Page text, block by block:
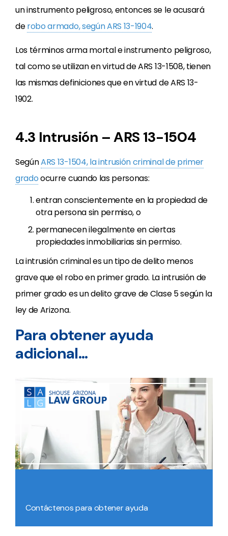
un instrumento peligroso, entonces se le acusará
derobo armado, según ARS 13-1904.
Los términos arma mortal e instrumento peligroso,
tal como se utilizan en virtud de ARS 13-1508, tienen
las mismas definiciones que en virtud de ARS 13-
1902.
4.3 Intrusión – ARS 13-1504
SegúnARS 13-1504, la intrusión criminal de primer
gradoocurre cuando las personas:
entran conscientemente en la propiedad de
otra persona sin permiso, o
permanecen ilegalmente en ciertas
propiedades inmobiliarias sin permiso.
La intrusión criminal es un tipo de delito menos
grave que el robo en primer grado. La intrusión de
primer grado es un delito grave de Clase 5 según la
ley de Arizona.
Para obtener ayuda
adicional…
Contáctenos para obtener ayuda